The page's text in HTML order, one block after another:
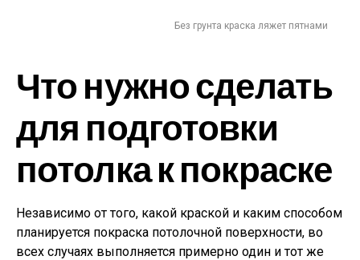
Без грунта краска ляжет пятнами
Что нужно сделать
для подготовки
потолка к покраске
Независимо от того, какой краской и каким способом
планируется покраска потолочной поверхности, во
всех случаях выполняется примерно один и тот же